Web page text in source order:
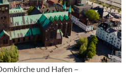
und Hafen –